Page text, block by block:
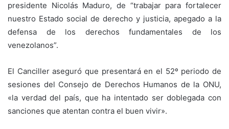
presidente Nicolás Maduro, de “trabajar para fortalecer
nuestro Estado social de derecho y justicia, apegado a la
defensa de los derechos fundamentales de los
venezolanos”.
El Canciller aseguró que presentará en el 52º periodo de
sesiones del Consejo de Derechos Humanos de la ONU,
«la verdad del país, que ha intentado ser doblegada con
sanciones que atentan contra el buen vivir».